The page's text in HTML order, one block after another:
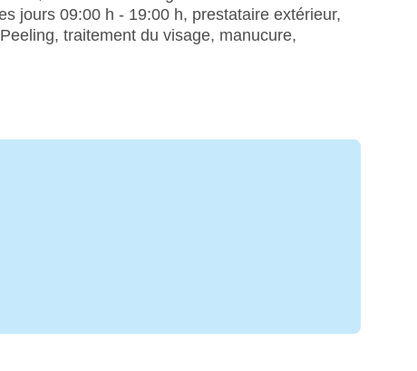
jours 09:00 h - 19:00 h, prestataire extérieur,
traitement du visage, manucure,